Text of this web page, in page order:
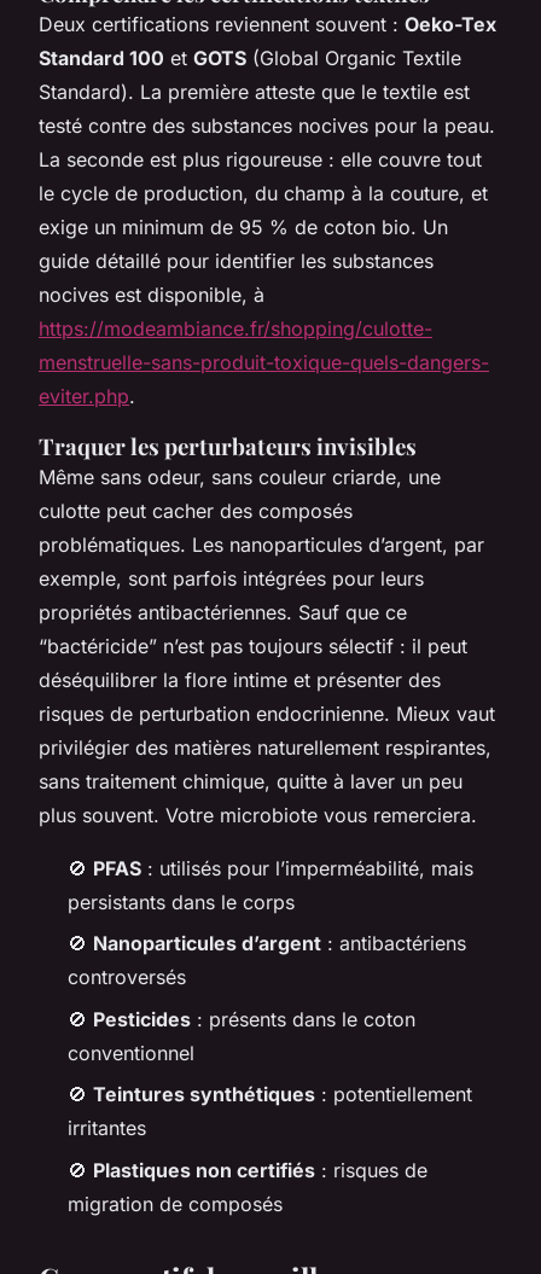
Deux certifications reviennent souvent : Oeko-Tex
Standard 100 et GOTS (Global Organic Textile
Standard). La première atteste que le textile est
testé contre des substances nocives pour la peau.
La seconde est plus rigoureuse : elle couvre tout
le cycle de production, du champ à la couture, et
exige un minimum de 95 % de coton bio. Un
guide détaillé pour identifier les substances
nocives est disponible, à
https://modeambiance.fr/shopping/culotte-
menstruelle-sans-produit-toxique-quels-dangers-
eviter.php.
Traquer les perturbateurs invisibles
Même sans odeur, sans couleur criarde, une
culotte peut cacher des composés
problématiques. Les nanoparticules d’argent, par
exemple, sont parfois intégrées pour leurs
propriétés antibactériennes. Sauf que ce
“bactéricide” n’est pas toujours sélectif : il peut
déséquilibrer la flore intime et présenter des
risques de perturbation endocrinienne. Mieux vaut
privilégier des matières naturellement respirantes,
sans traitement chimique, quitte à laver un peu
plus souvent. Votre microbiote vous remerciera.
🚫 PFAS : utilisés pour l’imperméabilité, mais
persistants dans le corps
🚫 Nanoparticules d’argent : antibactériens
controversés
🚫 Pesticides : présents dans le coton
conventionnel
🚫 Teintures synthétiques : potentiellement
irritantes
🚫 Plastiques non certifiés : risques de
migration de composés